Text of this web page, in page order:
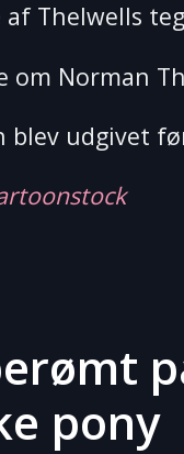
af Thelwells
om Norman
blev udgivet
pony